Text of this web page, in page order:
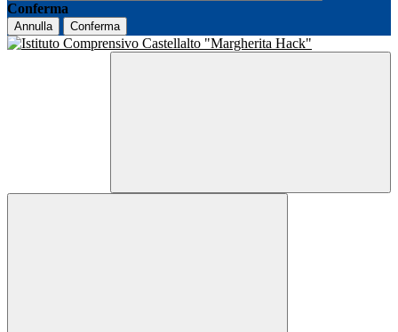
Conferma
Annulla Conferma